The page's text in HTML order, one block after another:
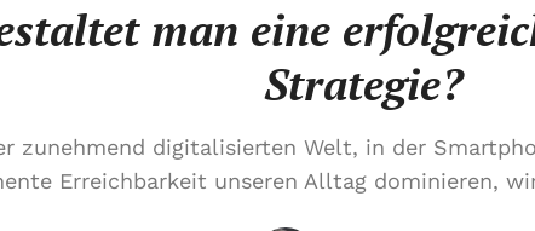
man eine
Strategie?
zunehmend digitalisierten Welt, in der
Erreichbarkeit unseren Alltag dominieren,